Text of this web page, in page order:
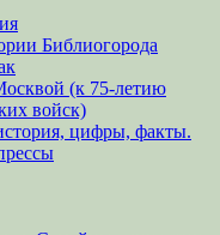
Библиогорода
(к 75-летию
войск)
цифры, факты.